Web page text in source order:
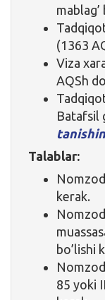
(1363
Viza
AQSh
Batafsil
Talablar:
kerak.
bo’lishi
85 yoki